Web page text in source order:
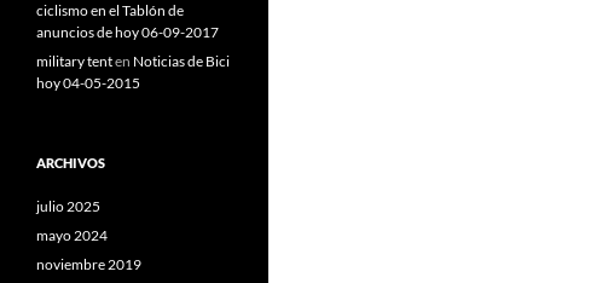
ciclismo en el Tablón de
anuncios de hoy 06-09-2017
military tenten Noticias de Bici
hoy 04-05-2015
ARCHIVOS
julio 2025
mayo 2024
noviembre 2019